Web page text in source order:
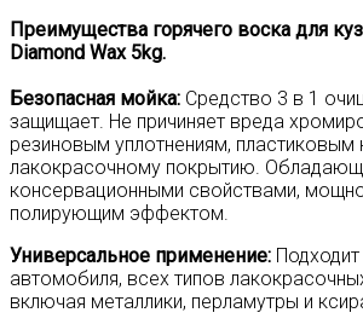
Преимущества горячего воска для
Diamond Wax 5kg.
Безопасная мойка: Средство 3 в 1
защищает. Не причиняет вреда
резиновым уплотнениям, пластиковым
лакокрасочному покрытию.
консервационными свойствами,
полирующим эффектом.
Универсальное применение:
автомобиля, всех типов
включая металлики, перламутры и